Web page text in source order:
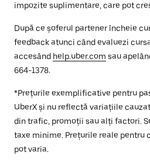
impozite suplimentare, care pot
După ce șoferul partener încheie
feedback atunci când evaluezi
accesând help.uber.com sau
664-1378.
*Prețurile exemplificative pentru
UberX și nu reflectă variațiile
din trafic, promoții sau alți factori.
taxe minime. Prețurile reale pentru
pot varia.